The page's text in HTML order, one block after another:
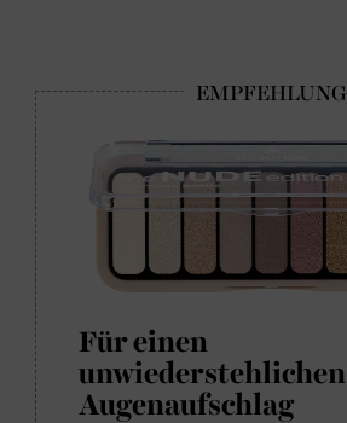
Für einen
unwiederstehlichen
Augenaufschlag